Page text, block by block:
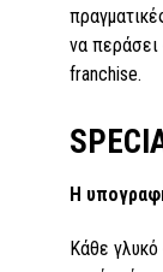
να
franchise.
Η
Κάθε